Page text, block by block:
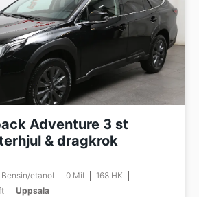
Adventure 3 st
& dragkrok
Bensin/etanol 0 Mil
168 HK
Uppsala